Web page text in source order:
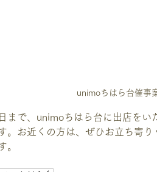
で、unimoちはら台に出店をい
。お近くの方は、ぜひお立ち寄り
。